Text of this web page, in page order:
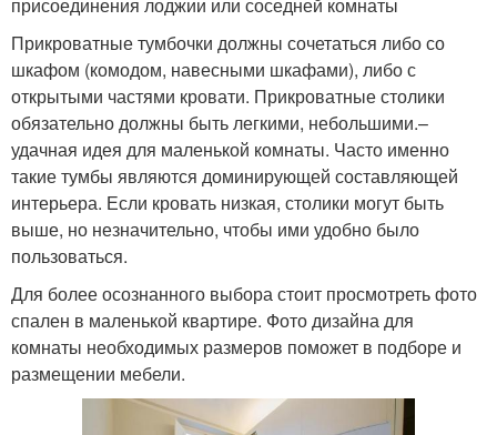
присоединения лоджии или соседней комнаты
Прикроватные тумбочки должны сочетаться либо со
шкафом (комодом, навесными шкафами), либо с
открытыми частями кровати. Прикроватные столики
обязательно должны быть легкими, небольшими.–
удачная идея для маленькой комнаты. Часто именно
такие тумбы являются доминирующей составляющей
интерьера. Если кровать низкая, столики могут быть
выше, но незначительно, чтобы ими удобно было
пользоваться.
Для более осознанного выбора стоит просмотреть фото
спален в маленькой квартире. Фото дизайна для
комнаты необходимых размеров поможет в подборе и
размещении мебели.